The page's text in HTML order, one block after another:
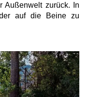
Außenwelt zurück. In
auf die Beine zu